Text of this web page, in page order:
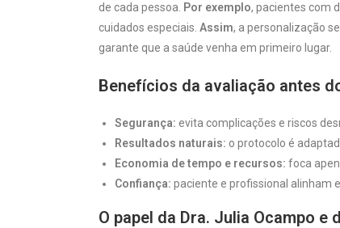
de cada pessoa. Por exemplo, pacientes com
cuidados especiais. Assim, a personalização
garante que a saúde venha em primeiro lugar.
Benefícios da avaliação antes
Segurança: evita complicações e riscos
Resultados naturais: o protocolo é
Economia de tempo e recursos: foca
Confiança: paciente e profissional alinham
O papel da Dra. Julia Ocampo e